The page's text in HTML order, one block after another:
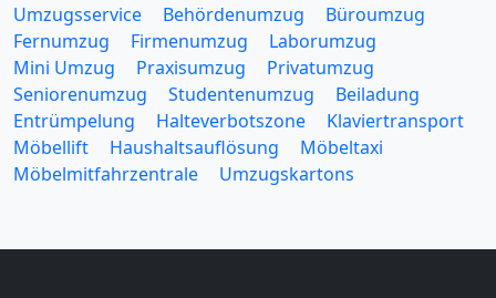
Umzugsservice Behördenumzug
Büroumzug
Fernumzug
Firmenumzug
Laborumzug
Mini Umzug
Praxisumzug
Privatumzug
Seniorenumzug
Studentenumzug
Beiladung
Entrümpelung
Halteverbotszone
Klaviertransport
Möbellift
Haushaltsauflösung
Möbeltaxi
Möbelmitfahrzentrale
Umzugskartons